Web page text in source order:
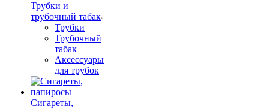
Трубки и
трубочный табак
Трубки
Трубочный
табак
Аксессуары
для трубок
Сигареты,